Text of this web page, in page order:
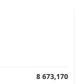
8 673,170